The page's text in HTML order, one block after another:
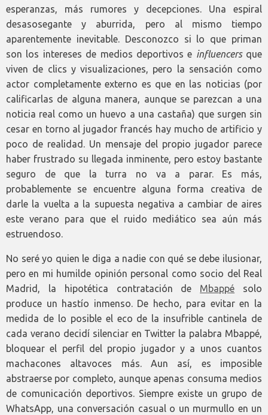
esperanzas, más rumores y decepciones. Una espiral
desasosegante y aburrida, pero al mismo tiempo
aparentemente inevitable. Desconozco si lo que priman
son los intereses de medios deportivos e influencersque
viven de clics y visualizaciones, pero la sensación como
actor completamente externo es que en las noticias (por
calificarlas de alguna manera, aunque se parezcan a una
noticia real como un huevo a una castaña) que surgen sin
cesar en torno al jugador francés hay mucho de artificio y
poco de realidad. Un mensaje del propio jugador parece
haber frustrado su llegada inminente, pero estoy bastante
seguro de que la turra no va a parar. Es más,
probablemente se encuentre alguna forma creativa de
darle la vuelta a la supuesta negativa a cambiar de aires
este verano para que el ruido mediático sea aún más
estruendoso.
No seré yo quien le diga a nadie con qué se debe ilusionar,
pero en mi humilde opinión personal como socio del Real
Madrid, la hipotética contratación de Mbappé solo
produce un hastío inmenso. De hecho, para evitar en la
medida de lo posible el eco de la insufrible cantinela de
cada verano decidí silenciar en Twitter la palabra Mbappé,
bloquear el perfil del propio jugador y a unos cuantos
machacones altavoces más. Aun así, es imposible
abstraerse por completo, aunque apenas consuma medios
de comunicación deportivos. Siempre existe un grupo de
WhatsApp, una conversación casual o un murmullo en un